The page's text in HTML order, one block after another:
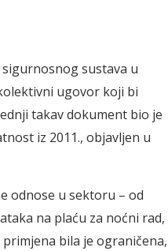
sustava u
ugovor koji bi
takav dokument bio je
iz 2011., objavljen u
odnose u sektoru – od
na plaću za noćni rad,
bila je ograničena,